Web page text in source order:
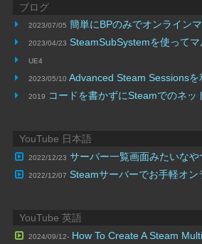
ブログ
2023/07/05 簡単にBPのみでオンライン
2023/04/23 SteamSubSystemを使って
UE4
2023/05/10 Advanced Steam Sessions
2019 コードを書かずにSteamでのネッ
YouTube 日本語
2022/12/23 サーバー一覧画面みたいなや
2022/12/07 Steamサーバーでお手軽オン
YouTube 英語
2024/09/12- How To Create A Steam